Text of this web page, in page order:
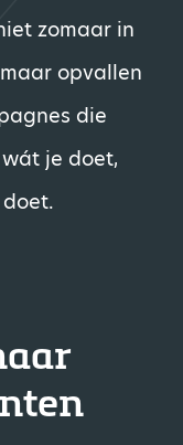
zomaar in
opvallen
die
je doet,